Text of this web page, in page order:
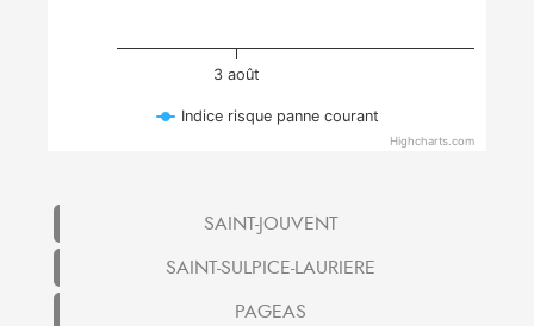
3 août
Indice risque panne courant
Highcharts.com
SAINT-JOUVENT
SAINT-SULPICE-LAURIERE
PAGEAS